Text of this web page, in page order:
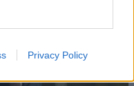
Privacy Policy